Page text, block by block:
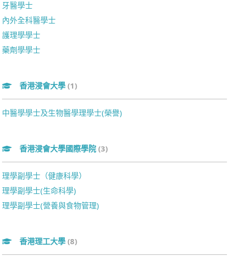
牙醫學士
內外全科醫學士
護理學學士
藥劑學學士
香港浸會大學 (1)
中醫學學士及生物醫學理學士(榮譽)
香港浸會大學國際學院 (3)
理學副學士（健康科學）
理學副學士(生命科學)
理學副學士(營養與食物管理)
香港理工大學 (8)